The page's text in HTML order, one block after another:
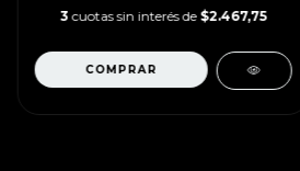
3 cuotas sin interés de $2.467,75